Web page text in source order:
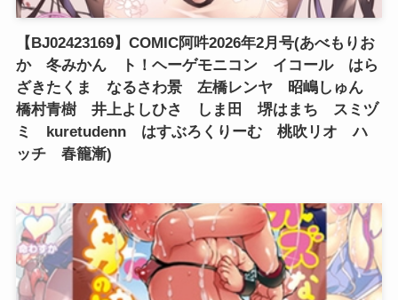
【BJ02423169】COMIC阿吽2026年2月号(あべもりお
か 冬みかん ト！ヘーゲモニコン イコール はら
ざきたくま なるさわ景 左橋レンヤ 昭嶋しゅん
橋村青樹 井上よしひさ しま田 堺はまち スミヅ
ミ kuretudenn はすぶろくりーむ 桃吹リオ ハ
ッチ 春籠漸)